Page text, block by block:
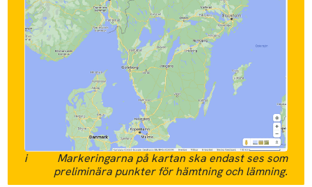
i
Markeringarna på kartan ska endast ses som
preliminära punkter för hämtning och lämning.